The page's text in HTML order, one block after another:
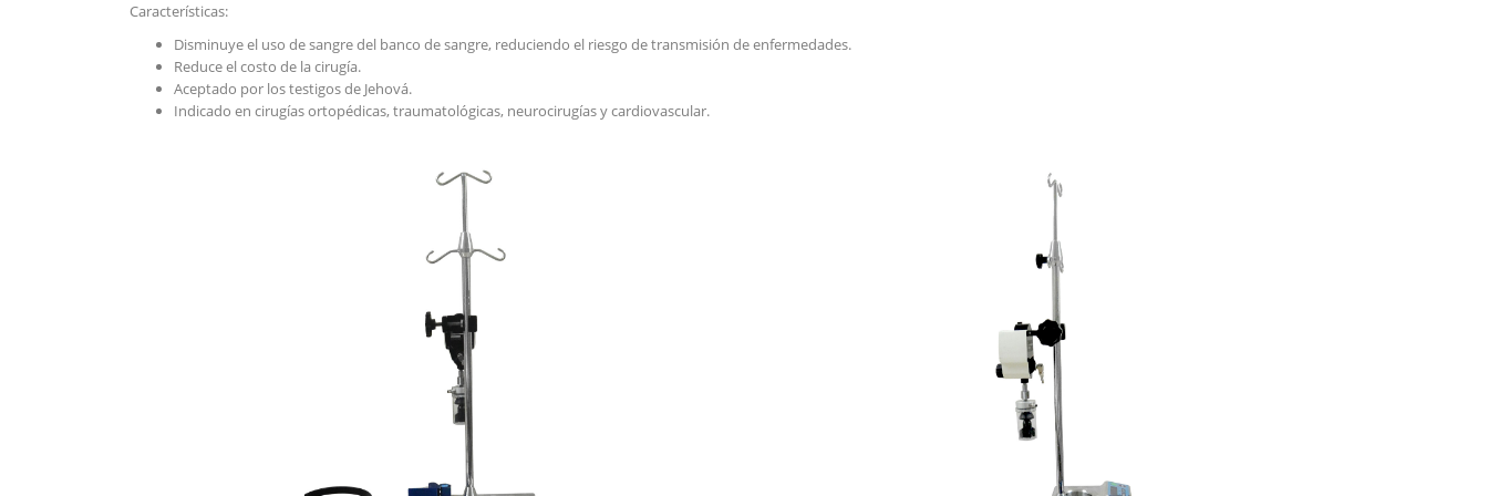
Características:
Disminuye el uso de sangre del banco de sangre, reduciendo el riesgo de transmisión de enfermedades.
Reduce el costo de la cirugía.
Aceptado por los testigos de Jehová.
Indicado en cirugías ortopédicas, traumatológicas, neurocirugías y cardiovascular.